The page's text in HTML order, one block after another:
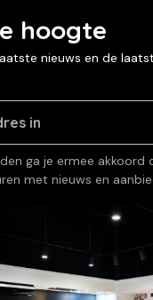
hoogte
nieuws en de
ga je ermee akkoord
met nieuws en